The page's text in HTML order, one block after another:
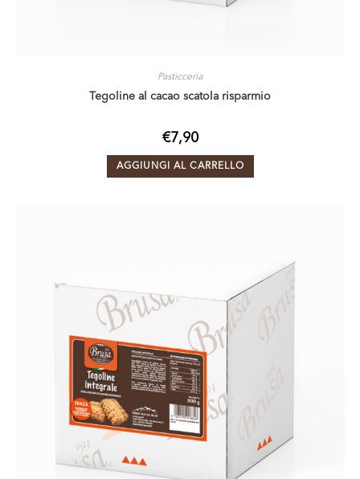
Pasticceria
Tegoline al cacao scatola risparmio
€7,90
AGGIUNGI AL CARRELLO